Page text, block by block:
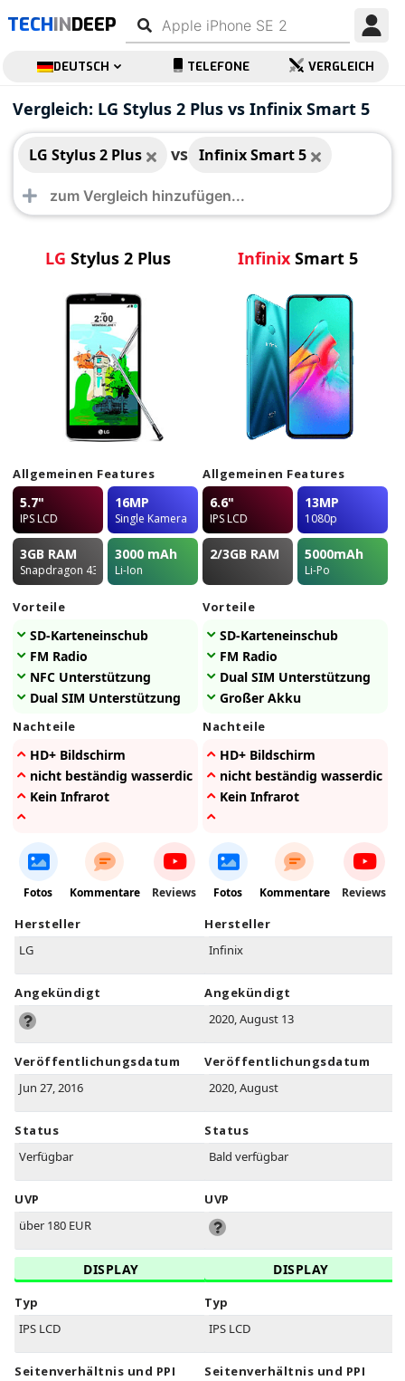
TECHINDEEP
DEUTSCH TELEFONE VERGLEICH
Vergleich: LG Stylus 2 Plus vs Infinix Smart 5
LG Stylus 2 Plus vs Infinix Smart 5
LG Stylus 2 Plus
LG Stylus 2 Plus
Allgemeinen Features
5.7"
IPS LCD
16MP
Single Kamera
3GB RAM
Snapdragon 430
3000 mAh
Li-Ion
Vorteile
SD-Karteneinschub
FM Radio
NFC Unterstützung
Dual SIM Unterstützung
Nachteile
HD+ Bildschirm
nicht beständig wasserdicht
Kein Infrarot
Fotos Kommentare Reviews
Hersteller
LG
Angekündigt
Veröffentlichungsdatum
Jun 27, 2016
Status
Verfügbar
UVP
über 180 EUR
DISPLAY
Typ
IPS LCD
Seitenverhältnis und PPI
Infinix Smart 5
Infinix Smart 5
Allgemeinen Features
6.6"
IPS LCD
13MP
1080p
2/3GB RAM 5000mAh
Li-Po
Vorteile
SD-Karteneinschub
FM Radio
Dual SIM Unterstützung
Großer Akku
Nachteile
HD+ Bildschirm
nicht beständig wasserdicht
Kein Infrarot
Fotos Kommentare Reviews
Hersteller
Infinix
Angekündigt
2020, August 13
Veröffentlichungsdatum
2020, August
Status
Bald verfügbar
UVP
DISPLAY
Typ
IPS LCD
Seitenverhältnis und PPI